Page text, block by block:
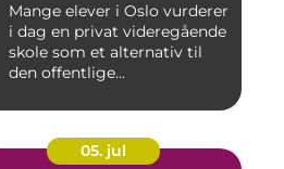
Mange elever i Oslo vurderer
i dag en privat videregående
skole som et alternativ til
den offentlige...
05. jul